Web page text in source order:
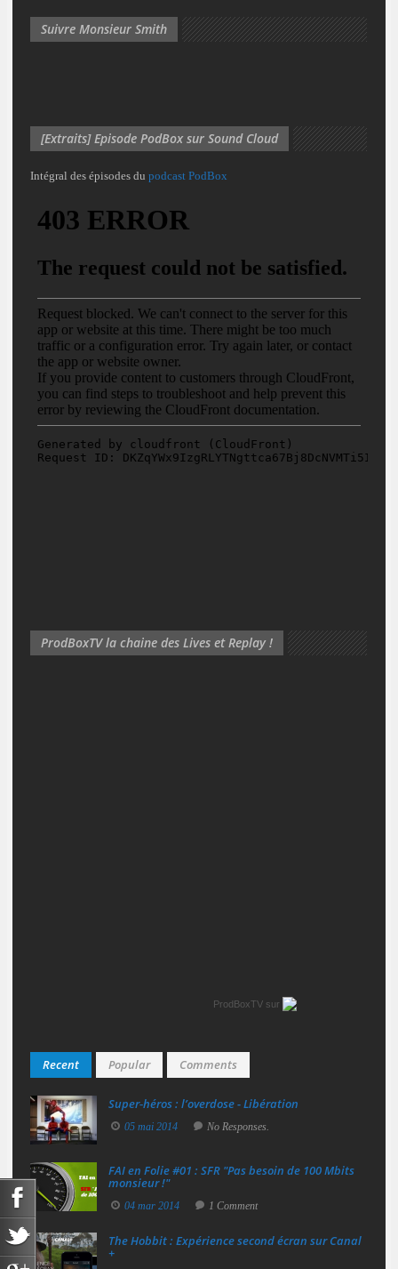
Suivre Monsieur Smith
[Extraits] Episode PodBox sur Sound Cloud
Intégral des épisodes du podcast PodBox
ProdBoxTV la chaine des Lives et Replay !
ProdBoxTV sur
Recent Popular Comments
Super‑héros : l’overdose - Libération
05 mai 2014 No Responses.
FAI en Folie #01 : SFR "Pas besoin de 100 Mbits
monsieur !"
04 mar 2014 1 Comment
The Hobbit : Expérience second écran sur Canal
+